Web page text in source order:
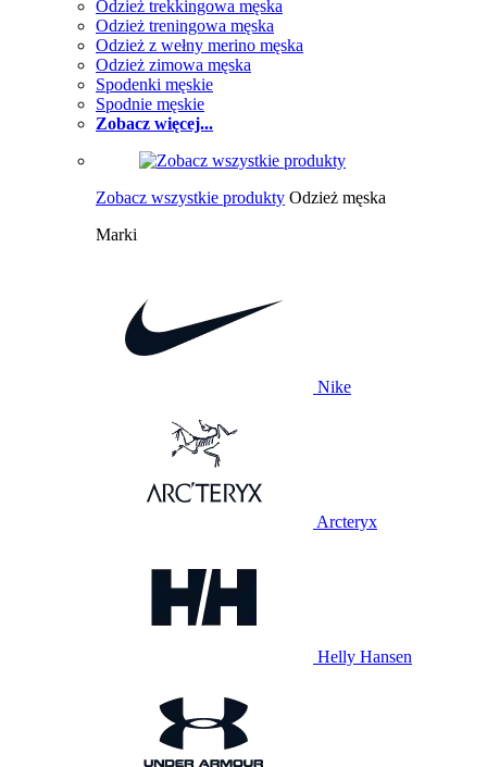
Odzież trekkingowa męska
Odzież treningowa męska
Odzież z wełny merino męska
Odzież zimowa męska
Spodenki męskie
Spodnie męskie
Zobacz więcej...
Zobacz wszystkie produkty Odzież męska
Marki
Nike
Arcteryx
Helly Hansen